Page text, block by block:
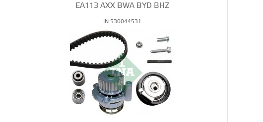
EA113 AXX BWA BYD BHZ
IN 530044531